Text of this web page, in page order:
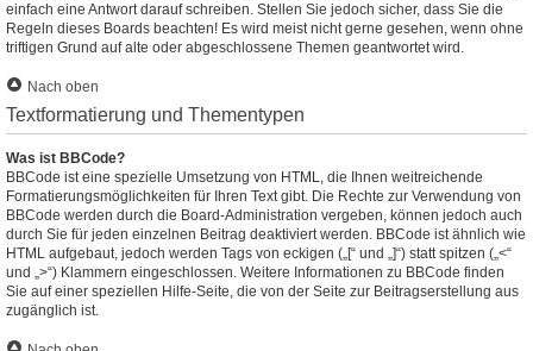
einfach eine Antwort darauf schreiben. Stellen Sie jedoch sicher, dass Sie die
Regeln dieses Boards beachten! Es wird meist nicht gerne gesehen, wenn ohne
triftigen Grund auf alte oder abgeschlossene Themen geantwortet wird.
Nach oben
Textformatierung und Thementypen
Was ist BBCode?
BBCode ist eine spezielle Umsetzung von HTML, die Ihnen weitreichende
Formatierungsmöglichkeiten für Ihren Text gibt. Die Rechte zur Verwendung von
BBCode werden durch die Board-Administration vergeben, können jedoch auch
durch Sie für jeden einzelnen Beitrag deaktiviert werden. BBCode ist ähnlich wie
HTML aufgebaut, jedoch werden Tags von eckigen („[“ und „]“) statt spitzen („<“
und „>“) Klammern eingeschlossen. Weitere Informationen zu BBCode finden
Sie auf einer speziellen Hilfe-Seite, die von der Seite zur Beitragserstellung aus
zugänglich ist.